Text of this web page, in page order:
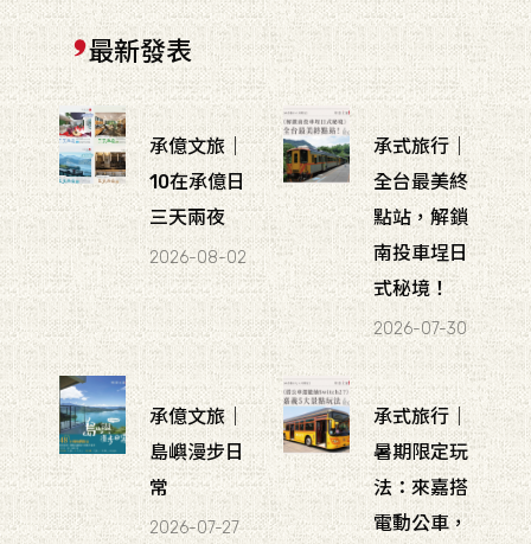
最新發表
承億文旅｜
10在承億日
三天兩夜
2026-08-02
承式旅行｜
全台最美終
點站，解鎖
南投車埕日
式秘境！
2026-07-30
承億文旅｜
島嶼漫步日
常
2026-07-27
承式旅行｜
暑期限定玩
法：來嘉搭
電動公車，